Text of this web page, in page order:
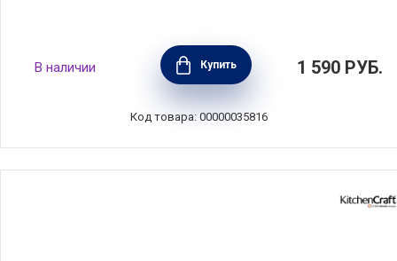
Френч-пресс 1 л, стекло+пластик,
прозрачный, Anna Lafarg, ANLAF-72656R
В наличии Купить 1 590 РУБ.
Код товара: 00000035816